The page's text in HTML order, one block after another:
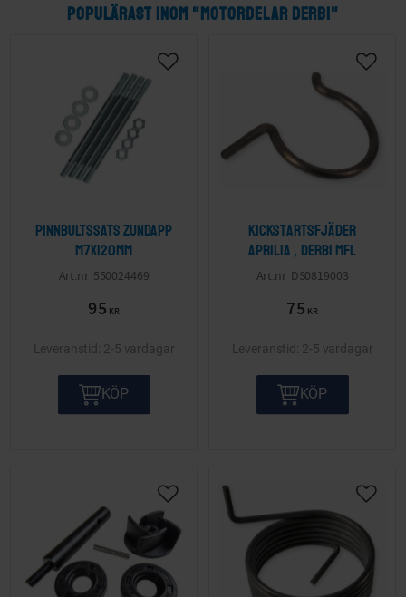
POPULÄRAST INOM "MOTORDELAR DERBI"
Pinnbultssats Zundapp
M7x120mm
550024469
95 KR
2-5 vardagar
KÖP
Kickstartsfjäder
Aprilia , Derbi mfl
DS0819003
75 KR
2-5 vardagar
KÖP